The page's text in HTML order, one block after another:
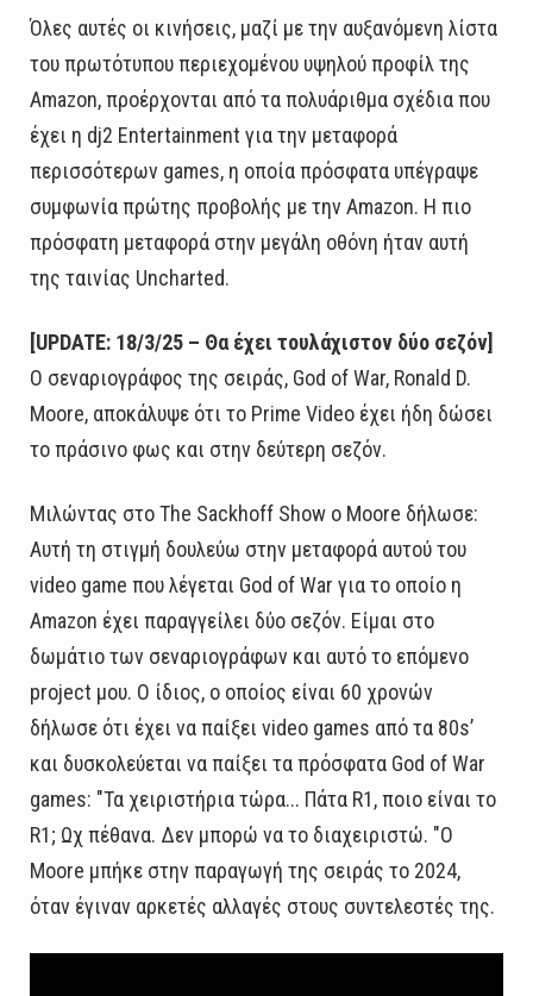
Όλες αυτές οι κινήσεις, μαζί με την αυξανόμενη λίστα
του πρωτότυπου περιεχομένου υψηλού προφίλ της
Amazon, προέρχονται από τα πολυάριθμα σχέδια που
έχει η dj2 Entertainment για την μεταφορά
περισσότερων games, η οποία πρόσφατα υπέγραψε
συμφωνία πρώτης προβολής με την Amazon. Η πιο
πρόσφατη μεταφορά στην μεγάλη οθόνη ήταν αυτή
της ταινίας Uncharted.
[UPDATE: 18/3/25 – Θα έχει τουλάχιστον δύο σεζόν]
Ο σεναριογράφος της σειράς, God of War, Ronald D.
Moore, αποκάλυψε ότι το Prime Video έχει ήδη δώσει
το πράσινο φως και στην δεύτερη σεζόν.
Μιλώντας στο The Sackhoff Show ο Moore δήλωσε:
Αυτή τη στιγμή δουλεύω στην μεταφορά αυτού του
video game που λέγεται God of War για το οποίο η
Amazon έχει παραγγείλει δύο σεζόν. Είμαι στο
δωμάτιο των σεναριογράφων και αυτό το επόμενο
project μου. Ο ίδιος, ο οποίος είναι 60 χρονών
δήλωσε ότι έχει να παίξει video games από τα 80s’
και δυσκολεύεται να παίξει τα πρόσφατα God of War
games: "Τα χειριστήρια τώρα... Πάτα R1, ποιο είναι το
R1; Ωχ πέθανα. Δεν μπορώ να το διαχειριστώ. "Ο
Moore μπήκε στην παραγωγή της σειράς το 2024,
όταν έγιναν αρκετές αλλαγές στους συντελεστές της.